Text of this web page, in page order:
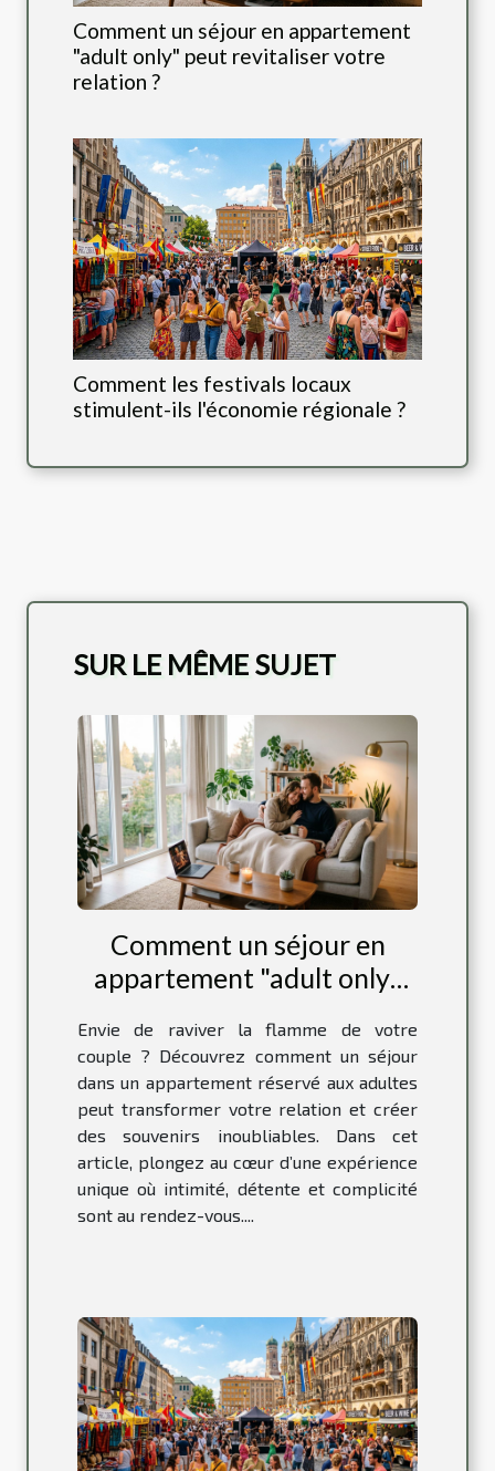
Comment un séjour en appartement
"adult only" peut revitaliser votre
relation ?
Comment les festivals locaux
stimulent-ils l'économie régionale ?
SUR LE MÊME SUJET
Comment un séjour en
appartement "adult only"
relation ?
Envie de raviver la flamme de votre
couple ? Découvrez comment un séjour
dans un appartement réservé aux adultes
peut transformer votre relation et créer
des souvenirs inoubliables. Dans cet
article, plongez au cœur d’une expérience
unique où intimité, détente et complicité
sont au rendez-vous....